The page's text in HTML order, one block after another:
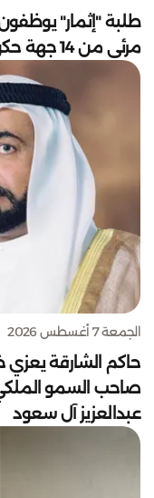
طلبة "إثمار"
مرئي من 14 جهة حكومية بإمارة الشارقة
الجمعة 7 أغسطس 2026
حاكم الشارقة يعزي
صاحب السمو
عبدالعزيز آل سعود